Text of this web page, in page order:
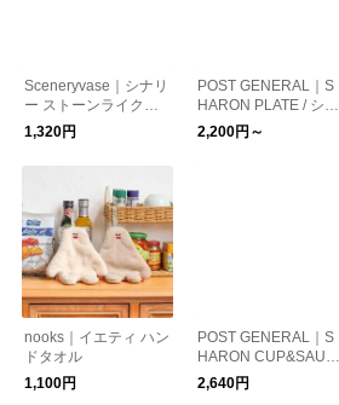
Sceneryvase｜シナリ
ー ストーンライクミ
ニポット
1,320円
POST GENERAL｜S
HARON PLATE / シャ
ロン プレート 215m
m/250mm
2,200円～
nooks｜イエティ ハン
ドタオル
1,100円
POST GENERAL｜S
HARON CUP&SAUC
ER 210ml / シャロン
カップ&ソーサー 210
2,640円